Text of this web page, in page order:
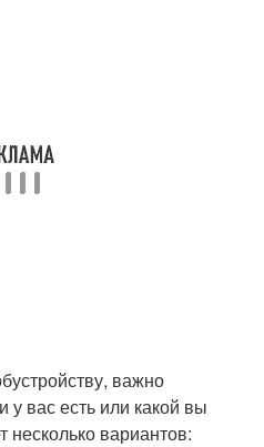
важно
у вас есть или какой вы
несколько вариантов: